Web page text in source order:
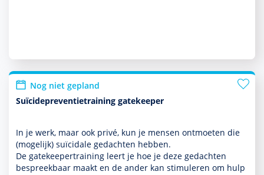
Nog niet gepland
Suïcidepreventietraining gatekeeper
In je werk, maar ook privé, kun je mensen ontmoeten die
(moge­lijk) suïcidale gedachten hebben.
De gatekeepertraining leert je hoe je deze gedachten
bespreekbaar maakt en de ander kan stimuleren om hulp